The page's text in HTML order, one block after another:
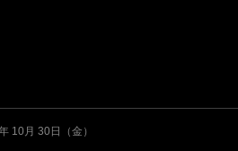
10月 30日（金）